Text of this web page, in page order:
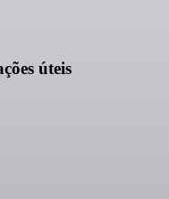
úteis